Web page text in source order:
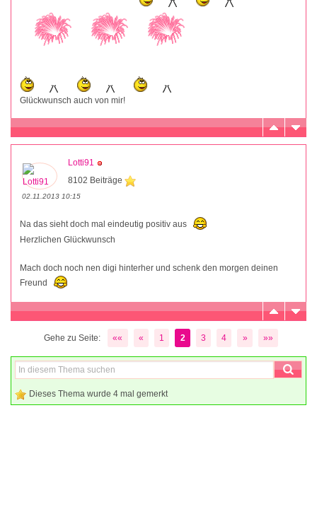
Glückwunsch auch von mir!
Lotti91
8102 Beiträge
02.11.2013 10:15
Na das sieht doch mal eindeutig positiv aus
Herzlichen Glückwunsch
Mach doch noch nen digi hinterher und schenk den morgen deinen
Freund
Gehe zu Seite: «« « 1 2 3 4 » »»
Dieses Thema wurde 4 mal gemerkt